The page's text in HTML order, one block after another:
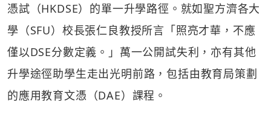
憑試（HKDSE）的單一升學路徑。就如聖方濟各大
學（SFU）校長張仁良教授所言「照亮才華，不應
僅以DSE分數定義。」萬一公開試失利，亦有其他
升學途徑助學生走出光明前路，包括由教育局策劃
的應用教育文憑（DAE）課程。